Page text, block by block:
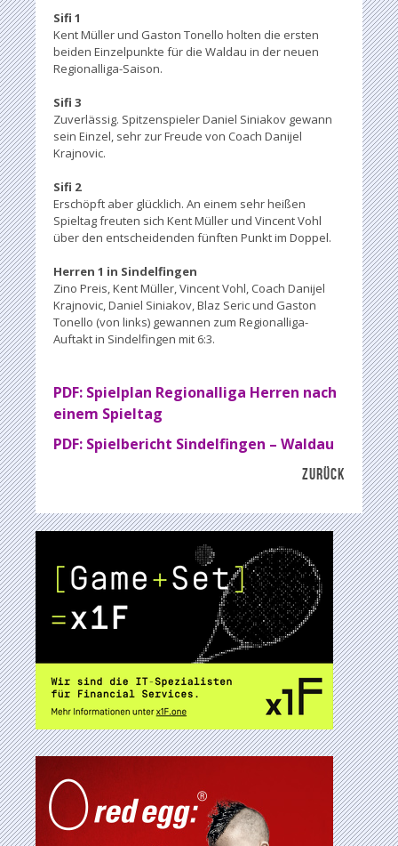
Sifi 1
Kent Müller und Gaston Tonello holten die ersten
beiden Einzelpunkte für die Waldau in der neuen
Regionalliga-Saison.
Sifi 3
Zuverlässig. Spitzenspieler Daniel Siniakov gewann
sein Einzel, sehr zur Freude von Coach Danijel
Krajnovic.
Sifi 2
Erschöpft aber glücklich. An einem sehr heißen
Spieltag freuten sich Kent Müller und Vincent Vohl
über den entscheidenden fünften Punkt im Doppel.
Herren 1 in Sindelfingen
Zino Preis, Kent Müller, Vincent Vohl, Coach Danijel
Krajnovic, Daniel Siniakov, Blaz Seric und Gaston
Tonello (von links) gewannen zum Regionalliga-
Auftakt in Sindelfingen mit 6:3.
PDF: Spielplan Regionalliga Herren nach
einem Spieltag
PDF: Spielbericht Sindelfingen – Waldau
ZURÜCK